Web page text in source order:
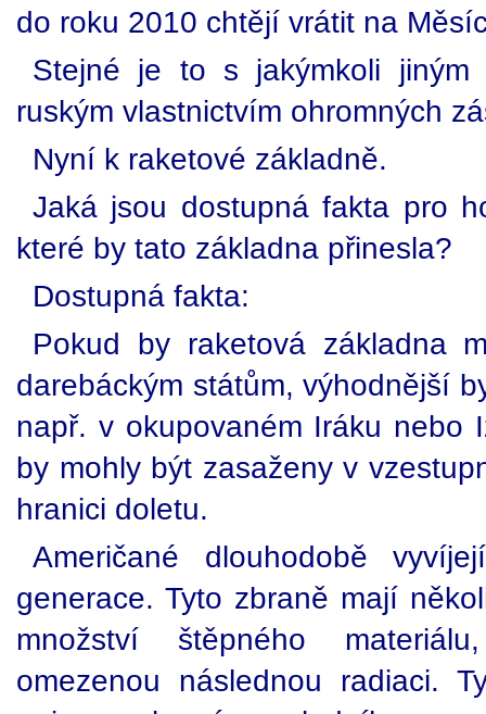
do roku 2010 chtějí vrátit na
Stejné je to s jakýmkoli jiným
ruským vlastnictvím ohromných
Nyní k raketové základně.
Jaká jsou dostupná fakta pro
které by tato základna přinesla?
Dostupná fakta:
Pokud by raketová základna
darebáckým státům, výhodnější
např. v okupovaném Iráku nebo
by mohly být zasaženy v
hranici doletu.
Američané dlouhodobě
generace. Tyto zbraně mají
množství štěpného
omezenou následnou radiaci.